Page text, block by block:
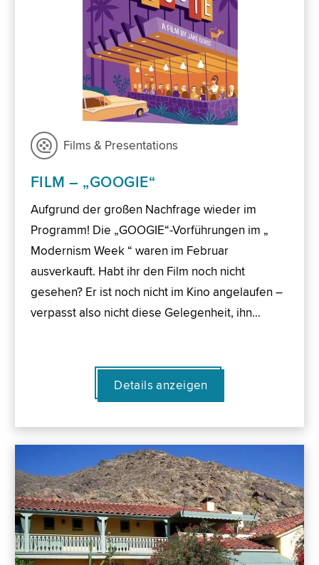
Films & Presentations
FILM – „GOOGIE“
Aufgrund der großen Nachfrage wieder im
Programm! Die „GOOGIE“-Vorführungen im „
Modernism Week “ waren im Februar
ausverkauft. Habt ihr den Film noch nicht
gesehen? Er ist noch nicht im Kino angelaufen –
verpasst also nicht diese Gelegenheit, ihn…
Details anzeigen